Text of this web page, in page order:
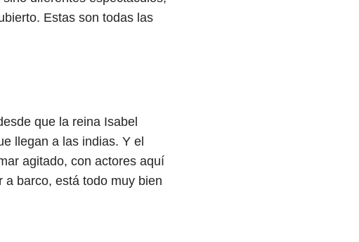
Estas son todas las
que la reina Isabel
llegan a las indias. Y el
agitado, con actores aquí
barco, está todo muy bien